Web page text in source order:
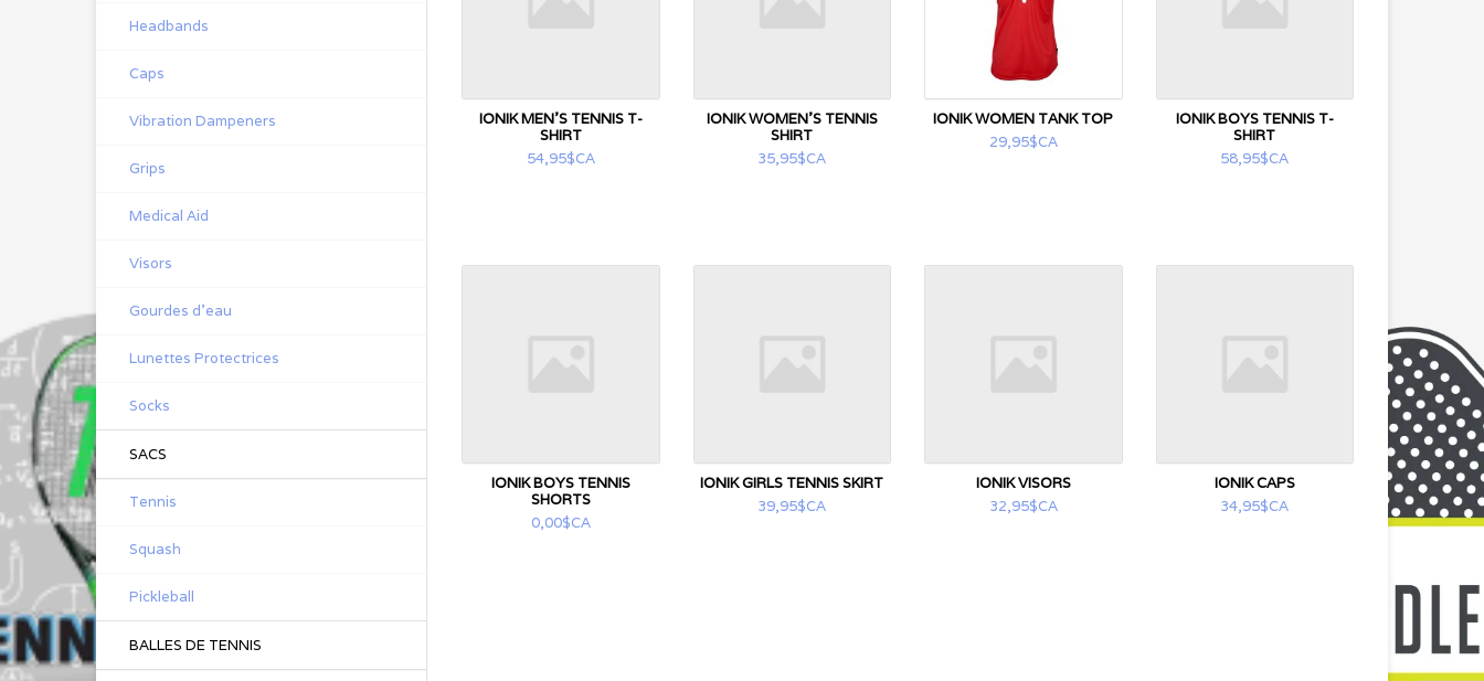
Headbands
Caps
Vibration Dampeners
Grips
Medical Aid
Visors
Gourdes d'eau
Lunettes Protectrices
Socks
SACS
Tennis
Squash
Pickleball
BALLES DE TENNIS
IONIK MEN'S TENNIS T-
SHIRT
54,95$CA
IONIK WOMEN’S TENNIS
SHIRT
35,95$CA
IONIK WOMEN TANK TOP
29,95$CA
IONIK BOYS TENNIS T-
SHIRT
58,95$CA
IONIK BOYS TENNIS
SHORTS
0,00$CA
IONIK GIRLS TENNIS SKIRT
39,95$CA
IONIK VISORS
32,95$CA
IONIK CAPS
34,95$CA